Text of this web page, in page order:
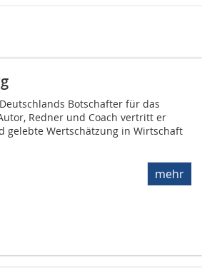
Botschafter für das
Redner und Coach vertritt er
gelebte Wertschätzung in Wirtschaft
mehr